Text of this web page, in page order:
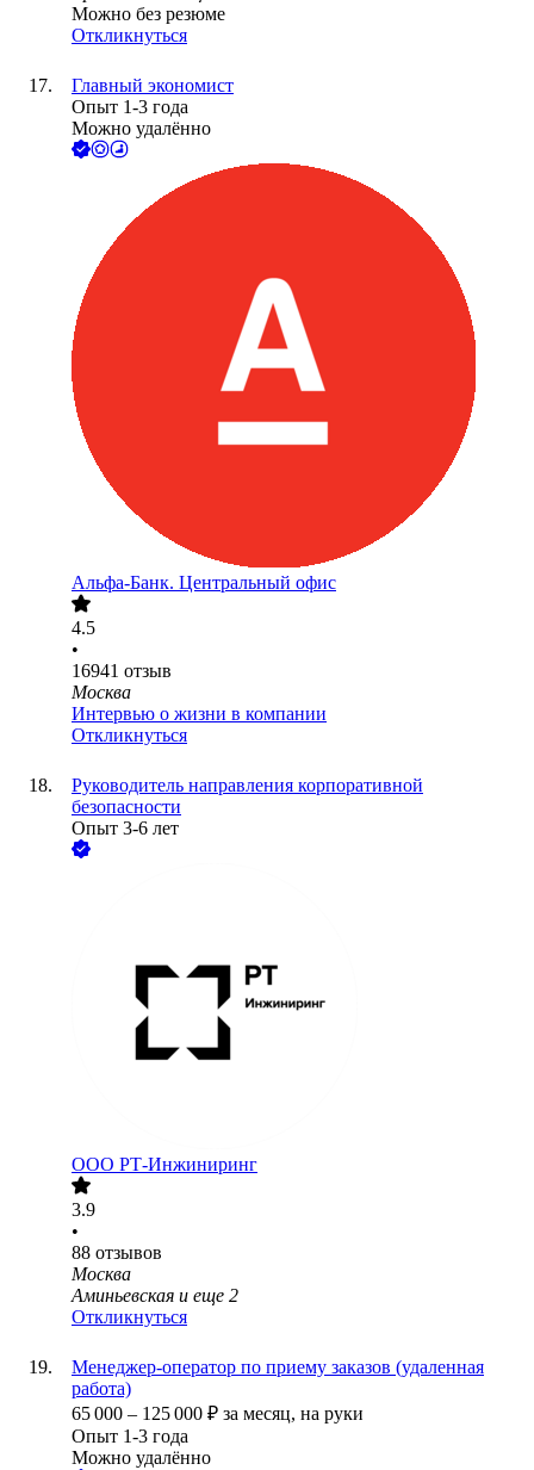
Можно без резюме
Откликнуться
Главный экономист
Опыт 1-3 года
Можно удалённо
Альфа-Банк. Центральный офис
4.5
•
16941 отзыв
Москва
Интервью о жизни в компании
Откликнуться
Руководитель направления корпоративной
безопасности
Опыт 3-6 лет
ООО РТ-Инжиниринг
3.9
•
88 отзывов
Москва
Аминьевская и еще 2
Откликнуться
Менеджер-оператор по приему заказов (удаленная
работа)
65 000 – 125 000 ₽ за месяц, на руки
Опыт 1-3 года
Можно удалённо